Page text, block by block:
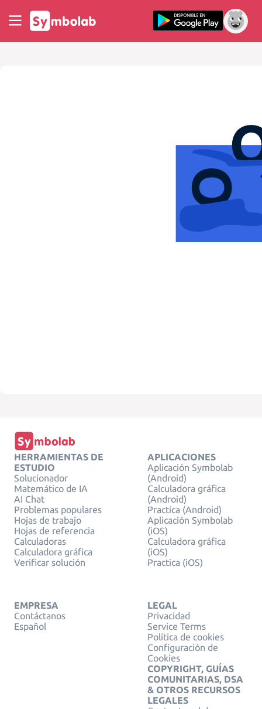
HERRAMIENTAS DE
ESTUDIO
Solucionador
Matemático de IA
AI Chat
Problemas populares
Hojas de trabajo
Hojas de referencia
Calculadoras
Calculadora gráfica
Verificar solución
APLICACIONES
Aplicación Symbolab
(Android)
Calculadora gráfica
(Android)
Practica (Android)
Aplicación Symbolab
(iOS)
Calculadora gráfica
(iOS)
Practica (iOS)
EMPRESA
Contáctanos
Español
LEGAL
Privacidad
Service Terms
Política de cookies
Configuración de
Cookies
COPYRIGHT, GUÍAS
COMUNITARIAS, DSA
& OTROS RECURSOS
LEGALES